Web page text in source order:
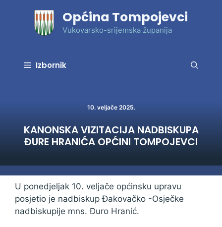
Općina Tompojevci
Vukovarsko-srijemska županija
Izbornik
10. veljače 2025.
KANONSKA VIZITACIJA NADBISKUPA
ĐURE HRANIĆA OPĆINI TOMPOJEVCI
U ponedjeljak 10. veljače općinsku upravu
posjetio je nadbiskup Đakovačko -Osječke
nadbiskupije mns. Đuro Hranić.